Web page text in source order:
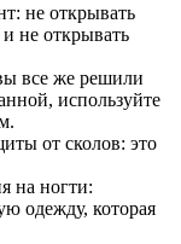
не открывать
не открывать
все же решили
используйте
от сколов: это
на ногти:
одежду, которая